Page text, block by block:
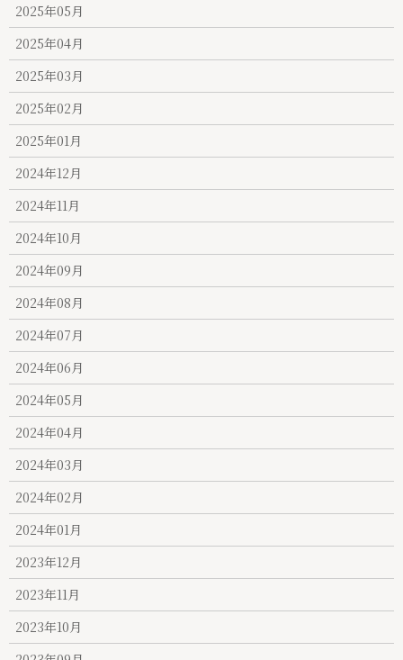
2025年05月
2025年04月
2025年03月
2025年02月
2025年01月
2024年12月
2024年11月
2024年10月
2024年09月
2024年08月
2024年07月
2024年06月
2024年05月
2024年04月
2024年03月
2024年02月
2024年01月
2023年12月
2023年11月
2023年10月